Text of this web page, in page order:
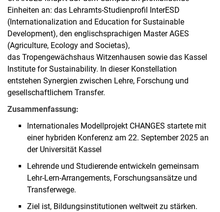
Einheiten an: das Lehramts-Studienprofil InterESD
(Internationalization and Education for Sustainable
Development), den englischsprachigen Master AGES
(Agriculture, Ecology and Societas),
das Tropengewächshaus Witzenhausen sowie das Kassel
Institute for Sustainability. In dieser Konstellation
entstehen Synergien zwischen Lehre, Forschung und
gesellschaftlichem Transfer.
Zusammenfassung:
Internationales Modellprojekt CHANGES startete mit
einer hybriden Konferenz am 22. September 2025 an
der Universität Kassel
Lehrende und Studierende entwickeln gemeinsam
Lehr-Lern-Arrangements, Forschungsansätze und
Transferwege.
Ziel ist, Bildungsinstitutionen weltweit zu stärken.